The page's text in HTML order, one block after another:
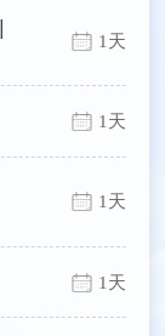
1天
1天
1天
1天